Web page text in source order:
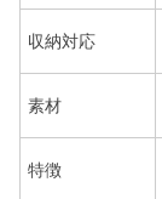
収納対応
素材
特徴